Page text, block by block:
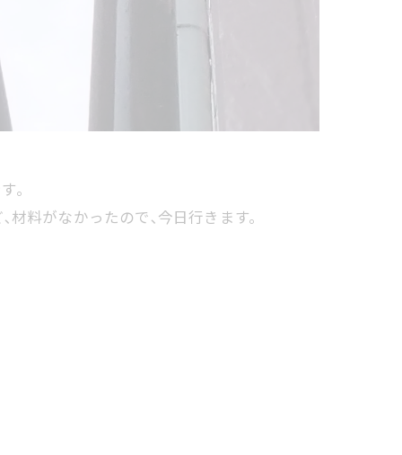
。
料がなかったので､今日行きます。